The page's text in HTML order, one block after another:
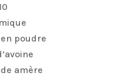
poudre
amère